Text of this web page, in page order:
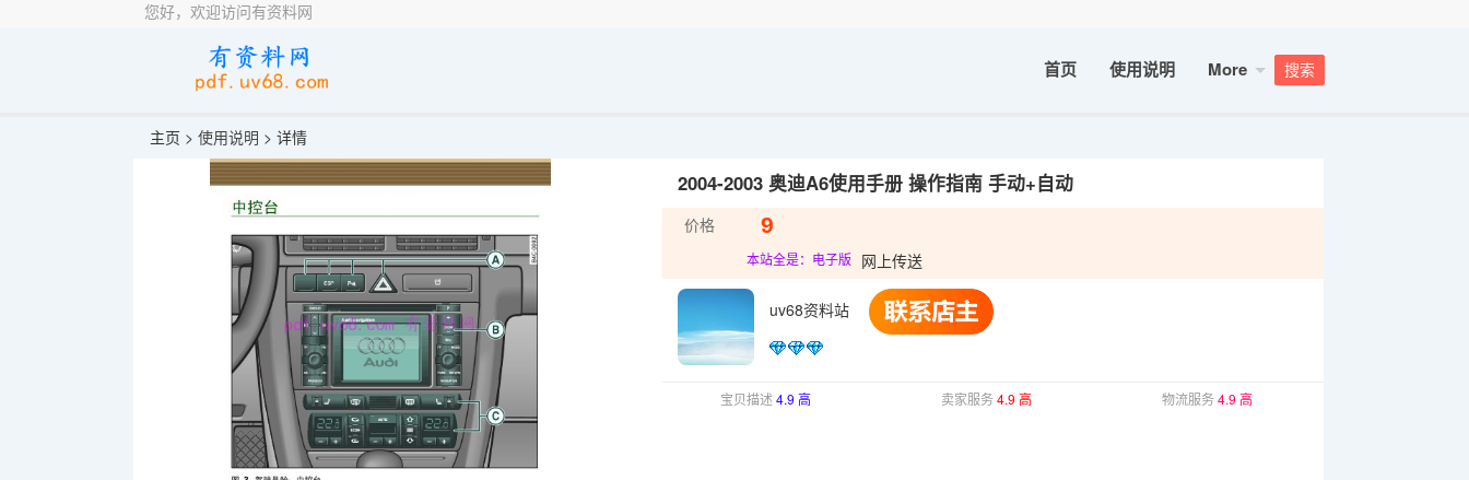
您好，欢迎访问有资料网
搜索
首页 使用说明 More
主页 > 使用说明 > 详情
2004-2003 奥迪A6使用手册 操作指南 手动+自动
价格 9
本站全是：电子版 网上传送
uv68资料站
宝贝描述4.9 高 卖家服务 4.9 高 物流服务 4.9 高